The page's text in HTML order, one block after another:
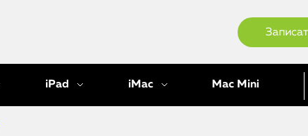
iPad iMac Mac Mini